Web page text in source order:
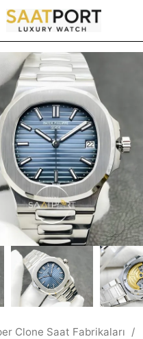
için tıklayın
Clone Saat Fabrikaları